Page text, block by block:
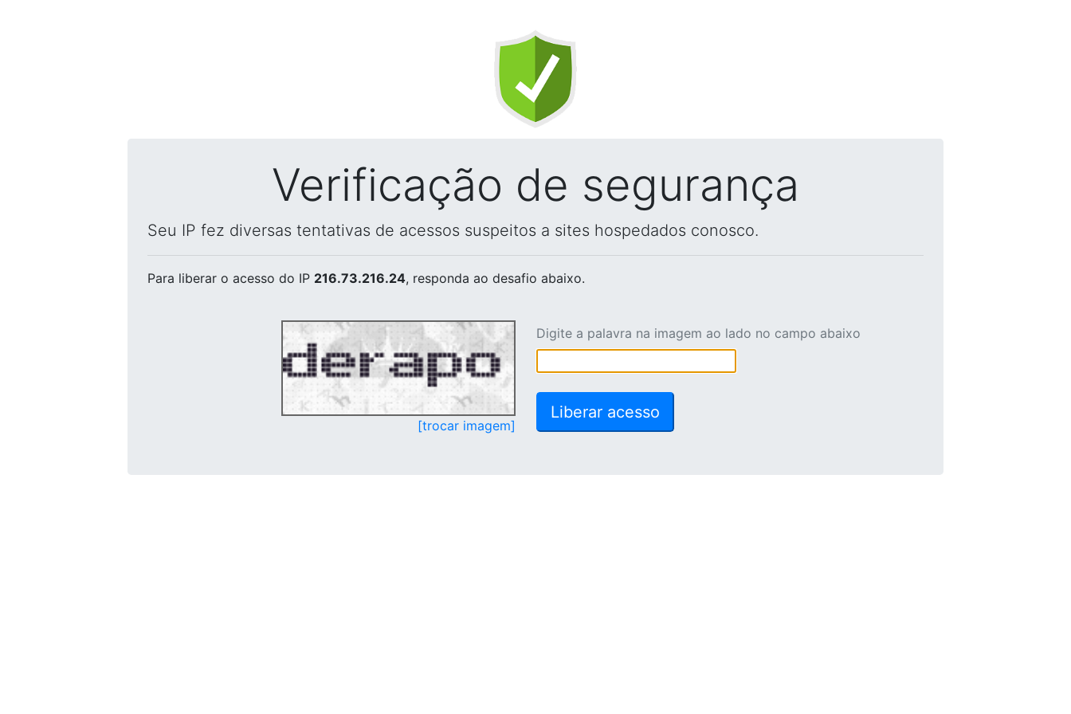
Verificação de segurança
Seu IP fez diversas tentativas de acessos suspeitos a sites hospedados conosco.
Para liberar o acesso do IP 216.73.216.24, responda ao desafio abaixo.
[trocar imagem]
Digite a palavra na imagem ao lado no campo abaixo